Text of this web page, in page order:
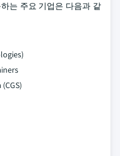
는 주요 기업은 다음과 같